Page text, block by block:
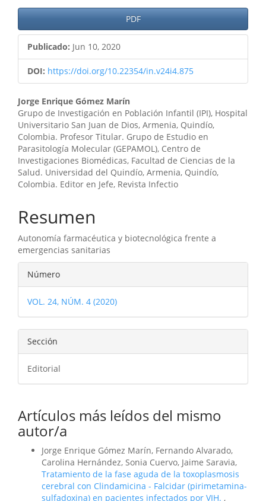
PDF
Publicado: Jun 10, 2020
DOI: https://doi.org/10.22354/in.v24i4.875
Contenido
principal
del
artículo
Jorge Enrique Gómez Marín
Grupo de Investigación en Población Infantil (IPI), Hospital
Universitario San Juan de Dios, Armenia, Quindío,
Colombia. Profesor Titular. Grupo de Estudio en
Parasitología Molecular (GEPAMOL), Centro de
Investigaciones Biomédicas, Facultad de Ciencias de la
Salud. Universidad del Quindío, Armenia, Quindío,
Colombia. Editor en Jefe, Revista Infectio
Resumen
Autonomía farmacéutica y biotecnológica frente a
emergencias sanitarias
Detalles
del
artículo
Número
VOL. 24, NÚM. 4 (2020)
Sección
Editorial
Artículos más leídos del mismo
autor/a
Jorge Enrique Gómez Marín, Fernando Alvarado,
Carolina Hernández, Sonia Cuervo, Jaime Saravia,
Tratamiento de la fase aguda de la toxoplasmosis
cerebral con Clindamicina - Falcidar (pirimetamina-
sulfadoxina) en pacientes infectados por VIH. ,